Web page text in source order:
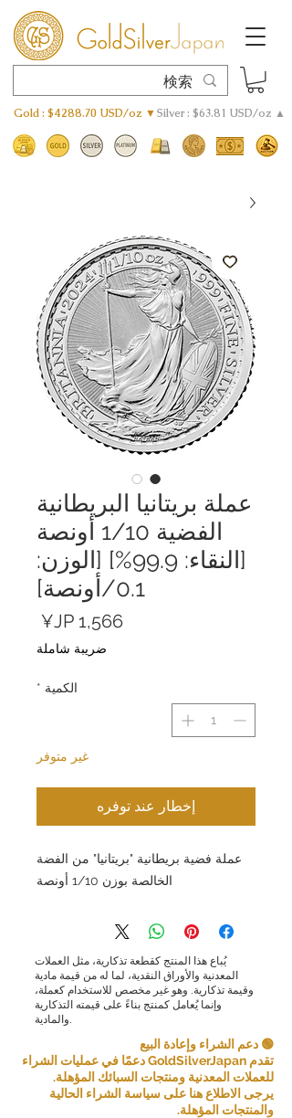
Gold : $4288.70 USD/oz ▼Silver : $63.81 USD/oz ▲
عملة بريتانيا البريطانية
الفضية 1/10 أونصة
[النقاء: 99.9%] [الوزن:
0.1/أونصة]
ضريبة شاملة
الكمية *
غير متوفر
إخطار عند توفره
عملة فضية بريطانية "بريتانيا" من الفضة
الخالصة بوزن 1/10 أونصة
يُباع هذا المنتج كقطعة تذكارية، مثل العملات
المعدنية والأوراق النقدية، لما له من قيمة مادية
وقيمة تذكارية. وهو غير مخصص للاستخدام كعملة،
وإنما يُعامل كمنتج بناءً على قيمته التذكارية
🟢 دعم الشراء وإعادة البيع
تقدم GoldSilverJapan دعمًا في عمليات الشراء
للعملات المعدنية ومنتجات السبائك المؤهلة.
يرجى الاطلاع هنا على سياسة الشراء الحالية
والمنتجات المؤهلة.